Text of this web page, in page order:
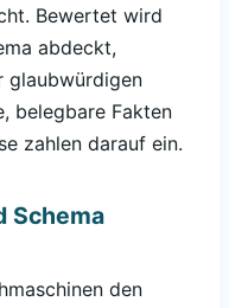
Bewertet wird
abdeckt,
glaubwürdigen
belegbare Fakten
zahlen darauf ein.
Schema
den